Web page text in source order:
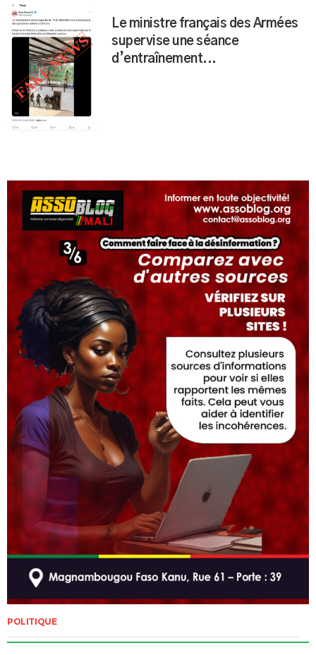
Le ministre français des Armées
supervise une séance
d’entraînement...
POLITIQUE